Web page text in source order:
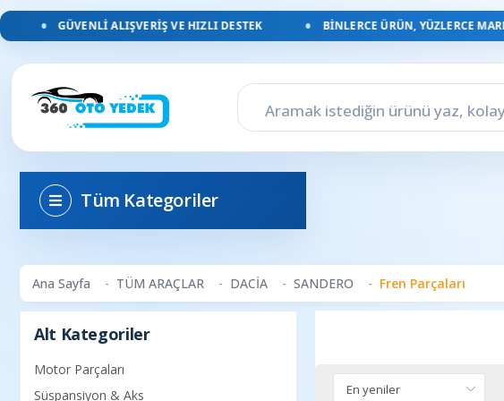
GÜVENLI ALIŞVERIŞ VE HIZLI DESTEK BINLERCE ÜRÜN, YÜZLERCE MARKA
Tüm Kategoriler
Ana Sayfa TÜM ARAÇLAR DACİA SANDERO Fren Parçaları
Alt Kategoriler
Motor Parçaları
Süspansiyon & Aks